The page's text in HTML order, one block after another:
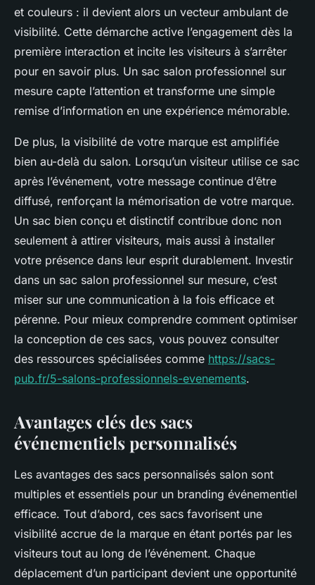
et couleurs : il devient alors un vecteur ambulant de
visibilité. Cette démarche active l’engagement dès la
première interaction et incite les visiteurs à s’arrêter
pour en savoir plus. Un sac salon professionnel sur
mesure capte l’attention et transforme une simple
remise d’information en une expérience mémorable.
De plus, la visibilité de votre marque est amplifiée
bien au-delà du salon. Lorsqu’un visiteur utilise ce sac
après l’événement, votre message continue d’être
diffusé, renforçant la mémorisation de votre marque.
Un sac bien conçu et distinctif contribue donc non
seulement à attirer visiteurs, mais aussi à installer
votre présence dans leur esprit durablement. Investir
dans un sac salon professionnel sur mesure, c’est
miser sur une communication à la fois efficace et
pérenne. Pour mieux comprendre comment optimiser
la conception de ces sacs, vous pouvez consulter
des ressources spécialisées comme https://sacs-
pub.fr/5-salons-professionnels-evenements.
Avantages clés des sacs
événementiels personnalisés
Les avantages des sacs personnalisés salon sont
multiples et essentiels pour un branding événementiel
efficace. Tout d’abord, ces sacs favorisent une
visibilité accrue de la marque en étant portés par les
visiteurs tout au long de l’événement. Chaque
déplacement d’un participant devient une opportunité